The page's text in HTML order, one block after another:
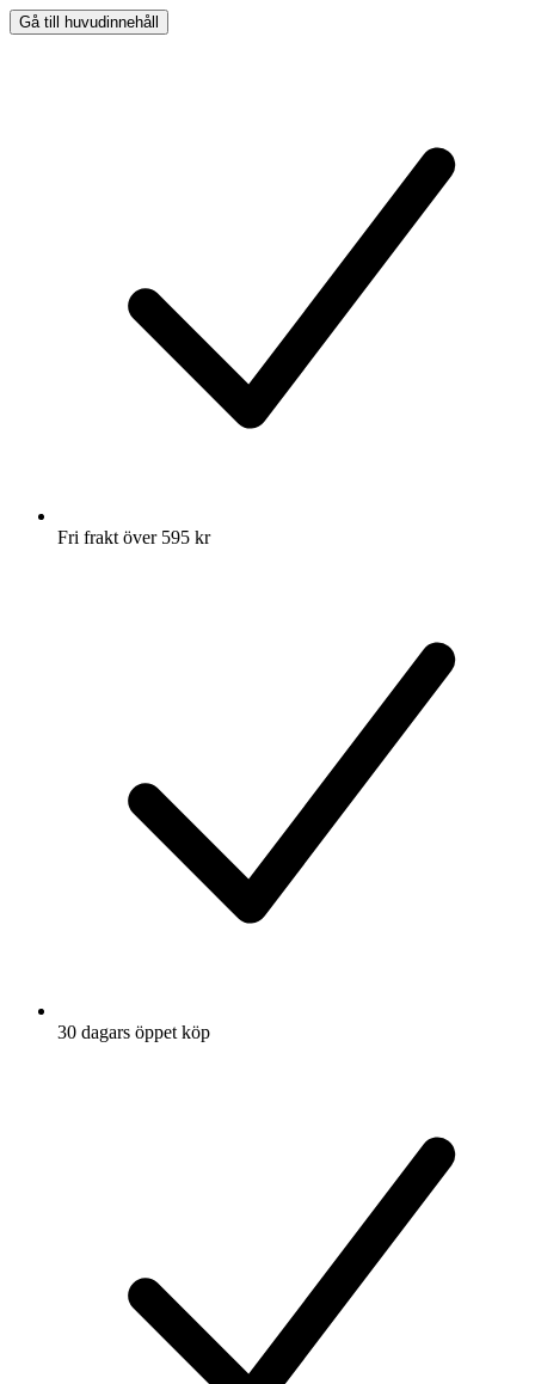
Gå till huvudinnehåll
Fri frakt över 595 kr
30 dagars öppet köp